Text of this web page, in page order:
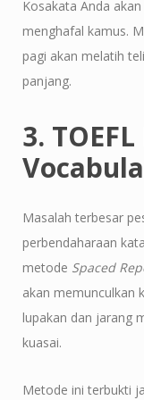
Kosakata Anda
menghafal kamus.
pagi akan melatih
panjang.
3.
Masalah terbesar
perbendaharaan
metode Spaced
akan memunculkan
lupakan dan jarang
kuasai.
Metode ini terbukti